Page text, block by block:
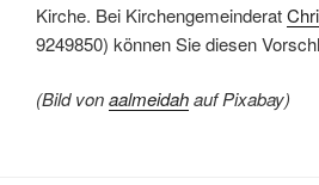
Kirche. Bei Kirchengemeinderat
9249850) können Sie diesen
(Bild vonaalmeidahauf Pixabay)